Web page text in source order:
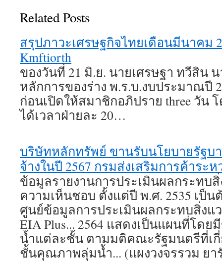
Related Posts
สรุปภาวะเศรษฐกิจไทยเดือนมีนาคม
Kmftiorth
ของวันที่ 21 มิ.ย. นายเศรษฐา ทวีสิน
หลักการของร่าง พ.ร.บ.งบประมาณปี
ก่อนเปิดให้สมาชิกอภิปราย three วัน
ได้เวลาฝ่ายละ 20…
บริษัทหลักทรัพย์ ขานรับนโยบายรัฐ
จ้างในปี 2567 กรมส่งเสริมการค้าระห
ข้อมูลรายงานการประเมินผลกระทบ
ความเห็นชอบ ตั้งแต่ปี พ.ศ. 2535 เป็
ศูนย์ข้อมูลการประเมินผลกระทบสิ่งแ
EIA Plus... 2564 แสดงเป็นแผนที่โ
น้ำแต่ละชั้น ตามมติคณะรัฐมนตรีที่เ
ชั้นคุณภาพลุ่มน้ำ... (แผงวงจรรวม ย